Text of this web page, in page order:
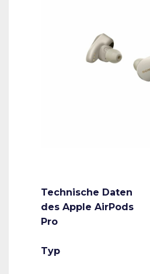
Technische Daten
des Apple AirPods
Pro
Typ